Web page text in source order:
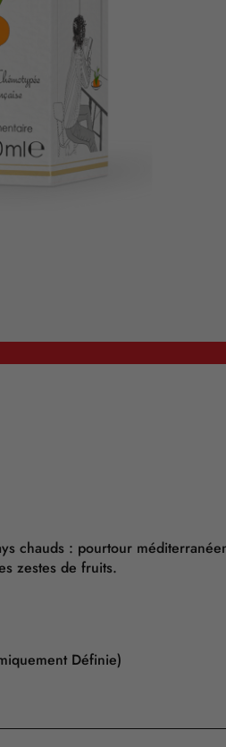
chauds : pourtour
zestes de fruits.
Définie)